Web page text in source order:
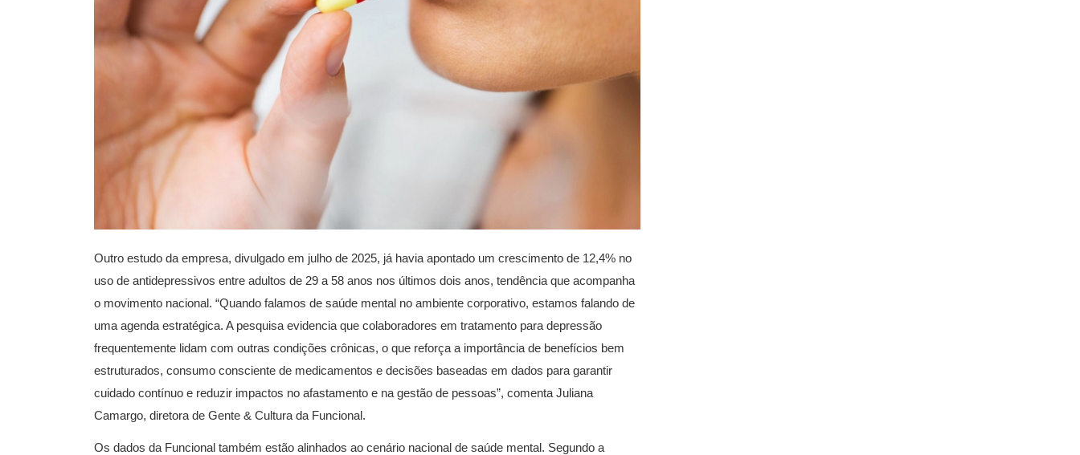
Outro estudo da empresa, divulgado em julho de 2025, já havia apontado um crescimento de 12,4% no
uso de antidepressivos entre adultos de 29 a 58 anos nos últimos dois anos, tendência que acompanha
o movimento nacional. “Quando falamos de saúde mental no ambiente corporativo, estamos falando de
uma agenda estratégica. A pesquisa evidencia que colaboradores em tratamento para depressão
frequentemente lidam com outras condições crônicas, o que reforça a importância de benefícios bem
estruturados, consumo consciente de medicamentos e decisões baseadas em dados para garantir
cuidado contínuo e reduzir impactos no afastamento e na gestão de pessoas”, comenta Juliana
Camargo, diretora de Gente & Cultura da Funcional.
Os dados da Funcional também estão alinhados ao cenário nacional de saúde mental. Segundo a